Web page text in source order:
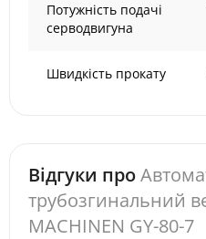
Потужність подачі
серводвигуна
Швидкість прокату
Відгуки про
трубозгинальний
MACHINEN GY-80-7